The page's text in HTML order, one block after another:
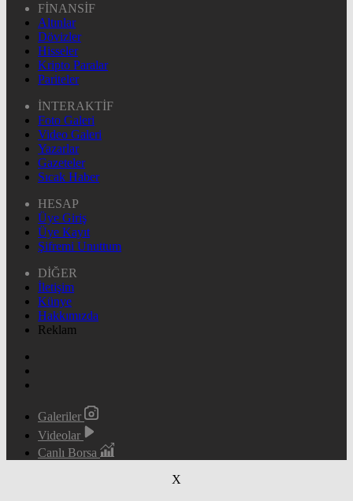
FİNANSİF
Altınlar
Dövizler
Hisseler
Kripto Paralar
Pariteler
İNTERAKTİF
Foto Galeri
Video Galeri
Yazarlar
Gazeteler
Sıcak Haber
HESAP
Üye Giriş
Üye Kayıt
Şifremi Unuttum
DİĞER
İletişim
Künye
Hakkımızda
Reklam
Galeriler
Videolar
Canlı Borsa
X